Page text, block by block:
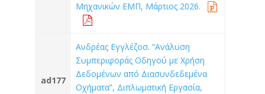
Μηχανικών ΕΜΠ, Μάρτιος 2026.
ad177
Ανδρέας Εγγλέζοσ. “Ανάλυση
Συμπεριφοράς Οδηγού με Χρήση
Δεδομένων από Διασυνδεδεμένα
Οχήματα”, Διπλωματική Εργασία,